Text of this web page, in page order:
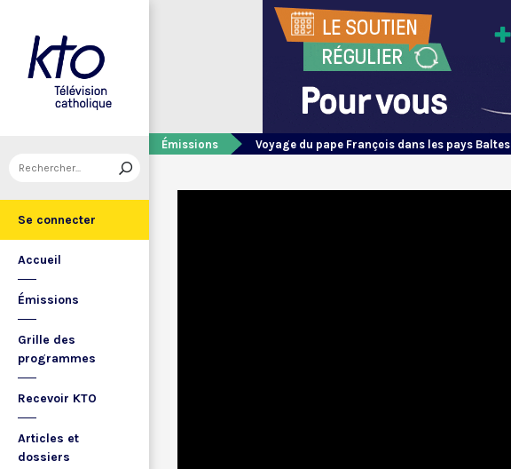
Se connecter
Accueil
Émissions
Grille des
programmes
Recevoir KTO
Articles et
dossiers
Émissions Voyage du pape François dans les pays Baltes